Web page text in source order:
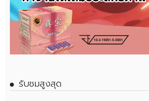
รับชมสูงสุด